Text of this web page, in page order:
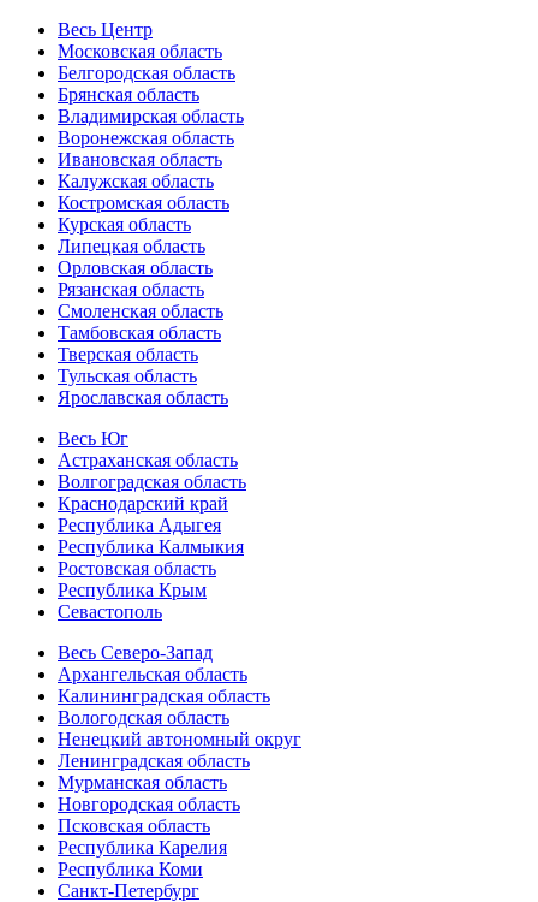
Весь Центр
Московская область
Белгородская область
Брянская область
Владимирская область
Воронежская область
Ивановская область
Калужская область
Костромская область
Курская область
Липецкая область
Орловская область
Рязанская область
Смоленская область
Тамбовская область
Тверская область
Тульская область
Ярославская область
Весь Юг
Астраханская область
Волгоградская область
Краснодарский край
Республика Адыгея
Республика Калмыкия
Ростовская область
Республика Крым
Севастополь
Весь Северо-Запад
Архангельская область
Калининградская область
Вологодская область
Ненецкий автономный округ
Ленинградская область
Мурманская область
Новгородская область
Псковская область
Республика Карелия
Республика Коми
Санкт-Петербург